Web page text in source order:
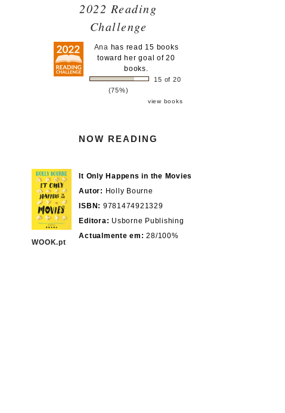
2022 Reading
Challenge
Ana has read 15 books
toward her goal of 20
books.
15 of 20
(75%)
view books
NOW READING
WOOK.pt
It Only Happens in the Movies
Autor: Holly Bourne
ISBN: 9781474921329
Editora: Usborne Publishing
Actualmente em: 28/100%